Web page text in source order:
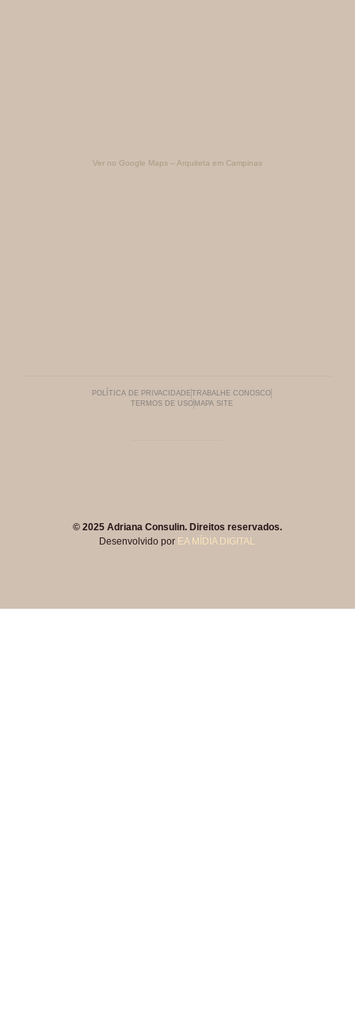
Ver no Google Maps – Arquiteta em Campinas
POLÍTICA DE PRIVACIDADE TRABALHE CONOSCO
TERMOS DE USO MAPA SITE
© 2025 Adriana Consulin. Direitos reservados.
Desenvolvido por EA MÍDIA DIGITAL